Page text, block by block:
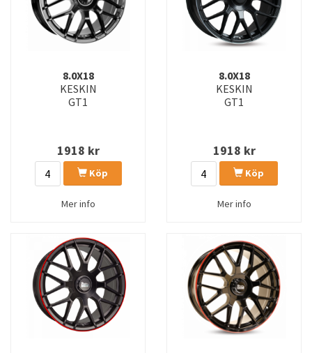
8.0X18
KESKIN
GT1
1918 kr
Köp
Mer info
8.0X18
KESKIN
GT1
1918 kr
Köp
Mer info